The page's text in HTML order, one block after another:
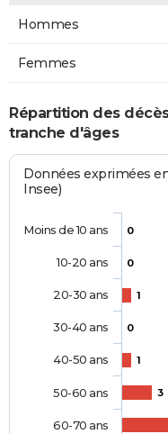
Hommes
Femmes
Répartition des décès
tranche d'âges
Données exprimées
Insee)
0
0
1
0
1
3
Moins de 10 ans
10-20 ans
20-30 ans
30-40 ans
40-50 ans
50-60 ans
60-70 ans